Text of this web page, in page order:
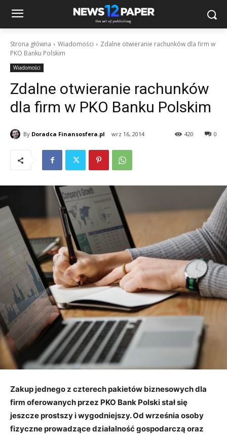
Strona główna Wiadomości
Zdalne otwieranie rachunków dla firm w
PKO Banku Polskim
Wiadomości
Zdalne otwieranie rachunków
dla firm w PKO Banku Polskim
By Doradca Finansosfera.pl wrz 16, 2014 0
420
Zakup jednego z czterech pakietów biznesowych dla
firm oferowanych przez PKO Bank Polski stał się
jeszcze prostszy i wygodniejszy. Od września osoby
fizyczne prowadzące działalność gospodarczą oraz